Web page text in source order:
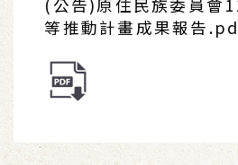
(公告)原住民族委員會
等推動計畫成果報告